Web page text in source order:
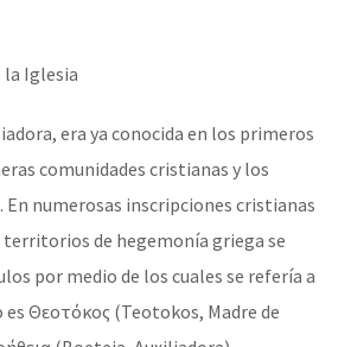
la Iglesia
era ya conocida en los primeros
comunidades cristianas y los
En numerosas inscripciones cristianas
de hegemonía griega se
por medio de los cuales se refería a
es Θεοτόκος (Teotokos, Madre de